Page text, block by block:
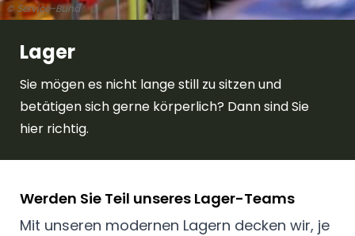
© Service-Bund
Lager
Sie mögen es nicht lange still zu sitzen und
betätigen sich gerne körperlich? Dann sind Sie
hier richtig.
Werden Sie Teil unseres Lager-Teams
Mit unseren modernen Lagern decken wir, je